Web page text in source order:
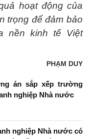
hoạt động của
trọng để đảm bảo
nền kinh tế Việt
PHẠM DUY
án sắp xếp trường
nghiệp Nhà nước
nghiệp Nhà nước có